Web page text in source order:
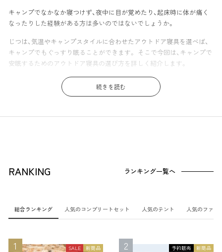
キャンプでなかなか寝つけず、夜中に目が覚めたり、起床時に体が痛く
なったりした経験がある方は多いのではないでしょうか。
じつは、気温やキャンプスタイルに合わせたアウトドア寝具を選べば、
キャンプでもぐっすり眠ることができます。 そこで今回は、キャンプで
安眠するためのアウトドア寝具の選び方を詳しく紹介します。
「キャンプでぐっすり眠って朝はスッキリ目覚めたい！」という方はぜひ
参考にしてください。 初めてのキャンプでは緊張から寝付けないこと
位で感じてしまう状態です。底つき感があると、当たっている部位が圧
底つき感解消には、クッション性の高い寝具の使用が有効です。
続きを読む
RANKING ランキング一覧へ
総合ランキング 人気のコンプリートセット 人気のテント 人気のファニ
新商品
SALE 新商品
予約販売